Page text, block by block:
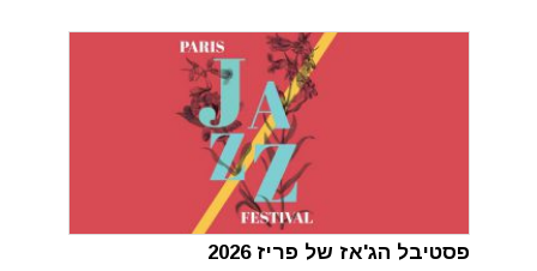
פסטיבל הג'אז של פריז 2026